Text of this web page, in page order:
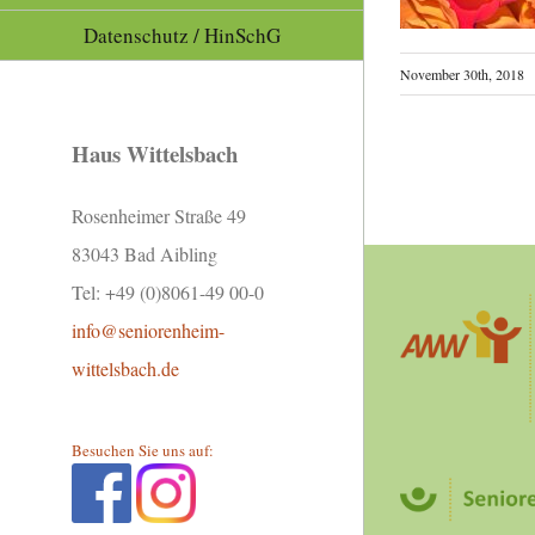
Datenschutz / HinSchG
Haus Wittelsbach
Rosenheimer Straße 49
83043 Bad Aibling
Tel: +49 (0)8061-49 00-0
info@seniorenheim-
wittelsbach.de
Besuchen Sie uns auf:
November 30th, 2018